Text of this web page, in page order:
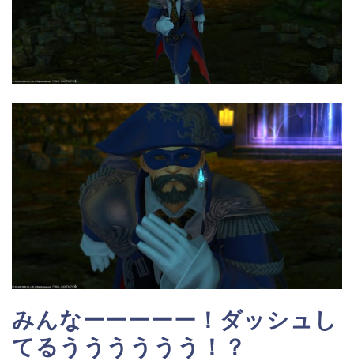
みんなーーーーー！ダッシュし
てるうううううう！？